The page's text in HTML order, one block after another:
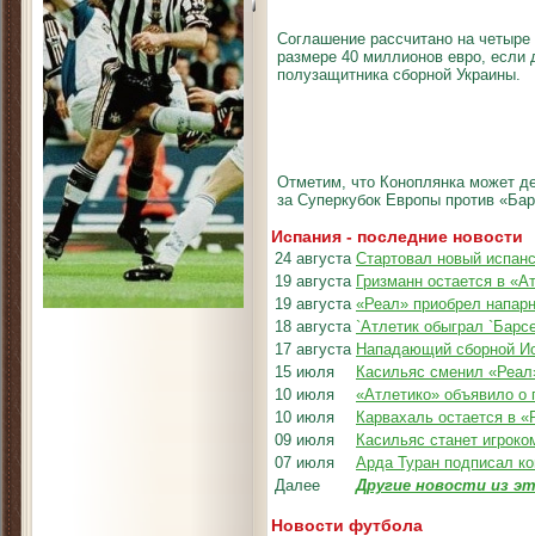
Соглашение рассчитано на
размере 40 миллионов евро, если
полузащитника сборной Украины.
Отметим, что Коноплянка может
за Суперкубок Европы против
Испания - последние новости
24 августа Стартовал новый
19 августа Гризманн остается в
19 августа «Реал» приобрел
18 августа `Атлетик обыграл
17 августа Нападающий сборной
15 июля
Касильяс сменил
10 июля
«Атлетико» объявило о
10 июля
Карвахаль остается в
09 июля
Касильяс станет
07 июля
Арда Туран подписал
Далее
Другие новости из
Новости футбола